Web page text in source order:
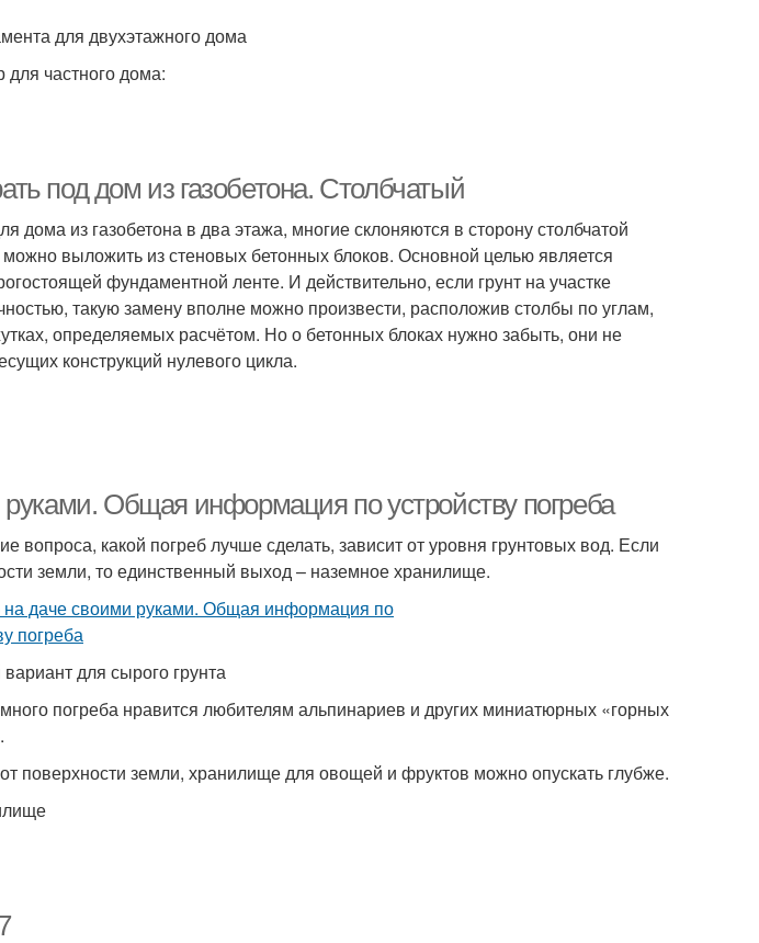
для двухэтажного дома
для частного дома:
под дом из газобетона. Столбчатый
дома из газобетона в два этажа, многие склоняются в сторону столбчатой
можно выложить из стеновых бетонных блоков. Основной целью является
фундаментной ленте. И действительно, если грунт на участке
такую замену вполне можно произвести, расположив столбы по углам,
определяемых расчётом. Но о бетонных блоках нужно забыть, они не
конструкций нулевого цикла.
Общая информация по устройству погреба
какой погреб лучше сделать, зависит от уровня грунтовых вод. Если
земли, то единственный выход – наземное хранилище.
для сырого грунта
погреба нравится любителям альпинариев и других миниатюрных «горных
поверхности земли, хранилище для овощей и фруктов можно опускать глубже.